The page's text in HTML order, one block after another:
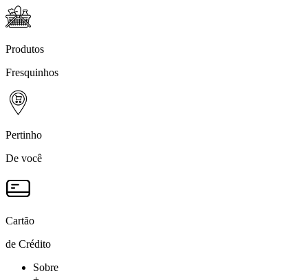
Produtos
Fresquinhos
Pertinho
De você
Cartão
de Crédito
Sobre